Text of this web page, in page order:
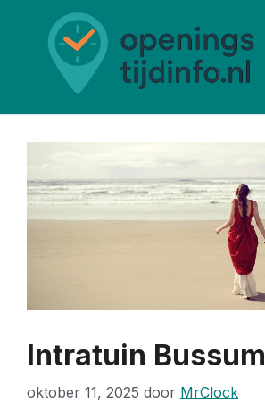
Intratuin Bussum
oktober 11, 2025 door MrClock